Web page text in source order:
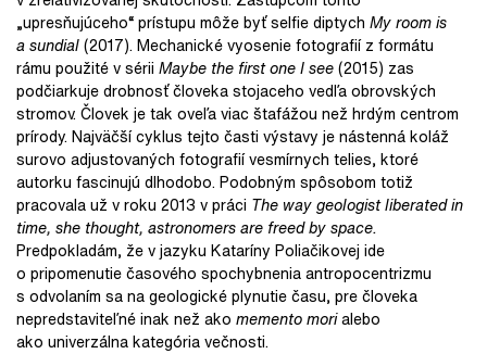
„upresňujúceho“ prístupu môže byť selfie diptych My room is
a sundial(2017). Mechanické vyosenie fotografií z formátu
rámu použité v sérii Maybe the first one I see(2015) zas
podčiarkuje drobnosť človeka stojaceho vedľa obrovských
stromov. Človek je tak oveľa viac štafážou než hrdým centrom
prírody. Najväčší cyklus tejto časti výstavy je nástenná koláž
surovo adjustovaných fotografií vesmírnych telies, ktoré
autorku fascinujú dlhodobo. Podobným spôsobom totiž
pracovala už v roku 2013 v práci The way geologist liberated in
time, she thought, astronomers are freed by space.
Predpokladám, že v jazyku Kataríny Poliačikovej ide
o pripomenutie časového spochybnenia antropocentrizmu
s odvolaním sa na geologické plynutie času, pre človeka
nepredstaviteľné inak než ako memento morialebo
ako univerzálna kategória večnosti.